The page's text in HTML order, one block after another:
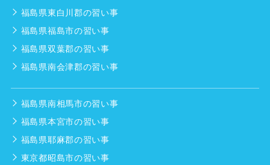
福島県東白川郡の習い事
福島県福島市の習い事
福島県双葉郡の習い事
福島県南会津郡の習い事
福島県南相馬市の習い事
福島県本宮市の習い事
福島県耶麻郡の習い事
東京都昭島市の習い事